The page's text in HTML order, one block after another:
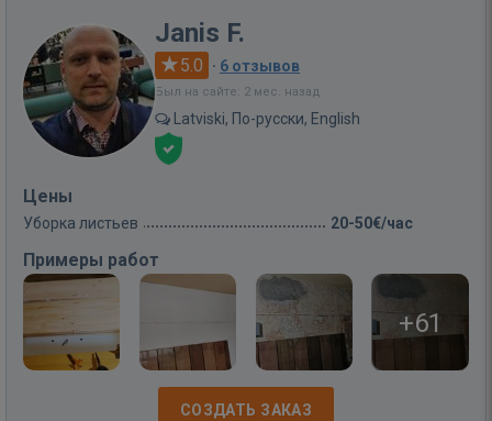
Janis F.
5.0 · 6 отзывов
Был на сайте: 2 мес. назад
Latviski, По-русски, English
Цены
Уборка листьев 20-50€/час
Примеры работ
+61
СОЗДАТЬ ЗАКАЗ